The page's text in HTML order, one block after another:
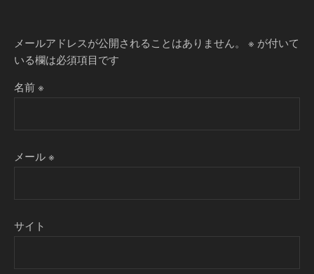
メールアドレスが公開されることはありません。 ※ が付いて
いる欄は必須項目です
名前※
メール※
サイト